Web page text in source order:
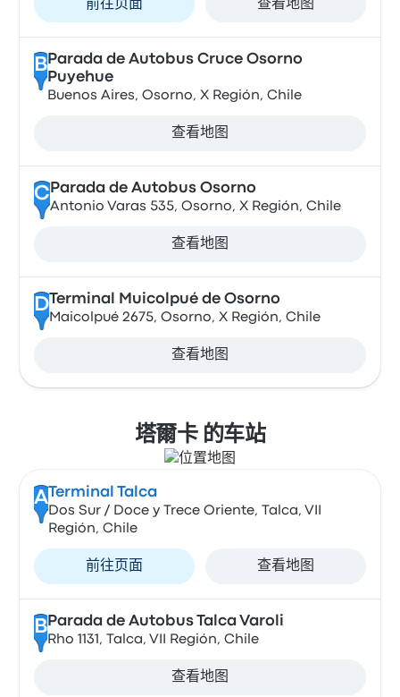
前往页面 查看地图
B Parada de Autobus Cruce Osorno
Puyehue
Buenos Aires, Osorno, X Región, Chile
查看地图
CParada de Autobus Osorno
Antonio Varas 535, Osorno, X Región, Chile
查看地图
DTerminal Muicolpué de Osorno
Maicolpué 2675, Osorno, X Región, Chile
查看地图
塔爾卡 的车站
A Terminal Talca
Dos Sur / Doce y Trece Oriente, Talca, VII
Región, Chile
前往页面 查看地图
B Parada de Autobus Talca Varoli
Rho 1131, Talca, VII Región, Chile
查看地图